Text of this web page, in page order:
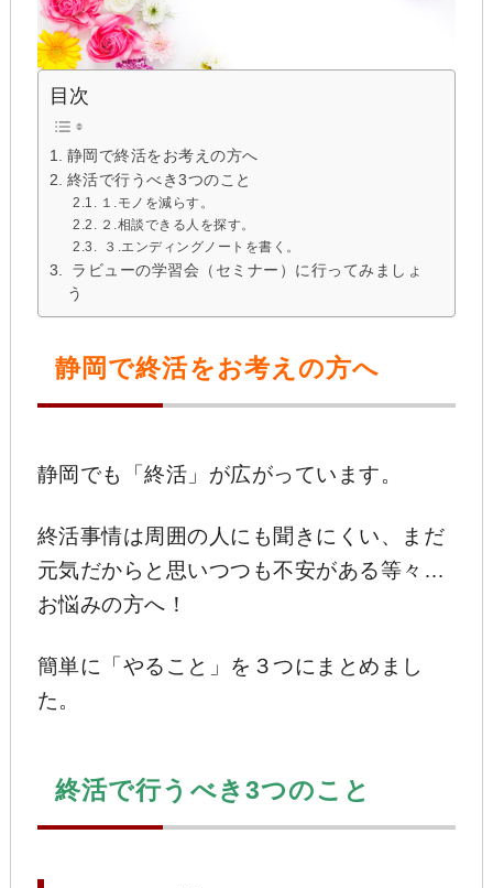
目次
静岡で終活をお考えの方へ
終活で行うべき3つのこと
１.モノを減らす。
２.相談できる人を探す。
３.エンディングノートを書く。
ラビューの学習会（セミナー）に行ってみましょ
う
静岡で終活をお考えの方へ
静岡でも「終活」が広がっています。
終活事情は周囲の人にも聞きにくい、まだ
元気だからと思いつつも不安がある等々…
お悩みの方へ！
簡単に「やること」を３つにまとめまし
た。
終活で行うべき3つのこと